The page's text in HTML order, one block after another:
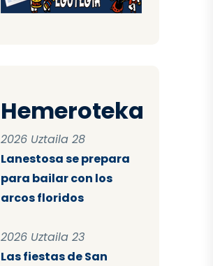
Hemeroteka
2026 Uztaila 28
Lanestosa se prepara
para bailar con los
arcos floridos
2026 Uztaila 23
Las fiestas de San